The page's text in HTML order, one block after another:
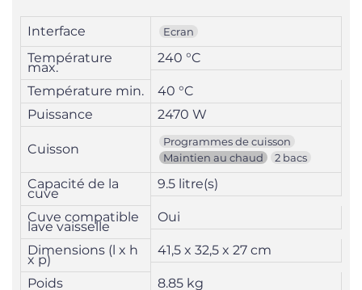
Interface Ecran
Température
max.
240 °C
Température min.
40 °C
Puissance
2470 W
Cuisson
Programmes de cuisson
Maintien au chaud
2 bacs
Capacité de la
cuve
9.5 litre(s)
Cuve compatible
lave vaisselle
Oui
Dimensions (l x h
x p)
41,5 x 32,5 x 27 cm
Poids 8.85 kg